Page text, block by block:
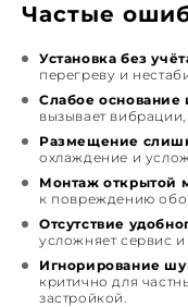
Частые
Установка без
перегреву и
Слабое
вызывает
Размещение
охлаждение и
Монтаж открытой
к повреждению
Отсутствие
усложняет сервис и
Игнорирование
критично для
застройкой.